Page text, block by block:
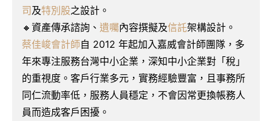
司及特別股之設計。
🔸資產傳承諮詢、 遺囑內容撰擬及信託架構設計。
蔡佳峻會計師自 2012 年起加入嘉威會計師團隊，多
年來專注服務台灣中小企業，深知中小企業對「稅」
的重視度。客戶行業多元，實務經驗豐富，且事務所
同仁流動率低，服務人員穩定，不會因常更換帳務人
員而造成客戶困擾。